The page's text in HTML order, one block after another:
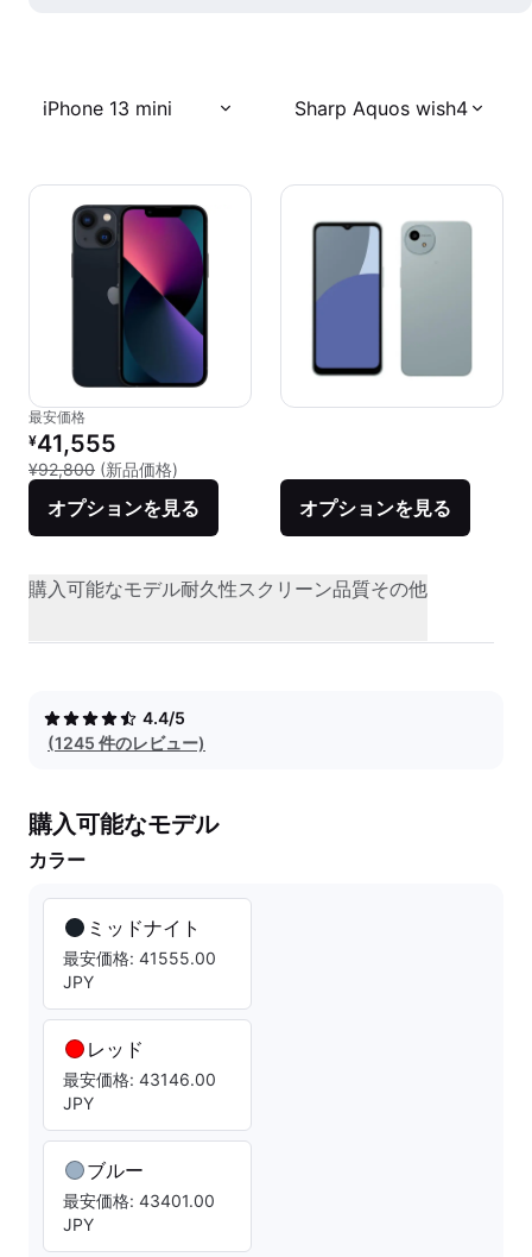
iPhone 13 mini Sharp Aquos wish4
最安価格
リファービッシュ品の価格：
¥41,555
¥92,800 (新品価格)
オプションを見る オプションを見る
購入可能なモデル耐久性スクリーン品質その他
4.4/5
(1245 件のレビュー)
購入可能なモデル
カラー
ミッドナイト
最安価格: 41555.00
JPY
レッド
最安価格: 43146.00
JPY
ブルー
最安価格: 43401.00
JPY